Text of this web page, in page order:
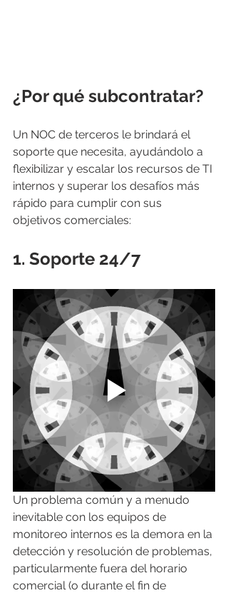
¿Por qué subcontratar?
Un NOC de terceros le brindará el
soporte que necesita, ayudándolo a
flexibilizar y escalar los recursos de TI
internos y superar los desafíos más
rápido para cumplir con sus
objetivos comerciales:
1. Soporte 24/7
Un problema común y a menudo
inevitable con los equipos de
monitoreo internos es la demora en la
detección y resolución de problemas,
particularmente fuera del horario
comercial (o durante el fin de